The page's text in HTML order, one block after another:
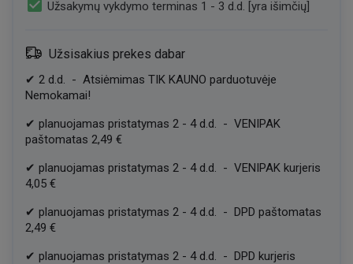
check_box Užsakymų vykdymo terminas 1 - 3 d.d. [yra išimčių]
Užsisakius prekes dabar
✔ 2 d.d. - Atsiėmimas TIK KAUNO parduotuvėje
Nemokamai!
✔ planuojamas pristatymas 2 - 4d.d. - VENIPAK
paštomatas 2,49 €
✔ planuojamas pristatymas 2 - 4d.d. - VENIPAK kurjeris
4,05 €
✔ planuojamas pristatymas 2 - 4d.d. - DPD paštomatas
2,49 €
✔ planuojamas pristatymas 2 - 4d.d. - DPD kurjeris